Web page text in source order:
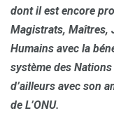
dont il est encore
Magistrats, Maîtres,
Humains avec la
système des
d’ailleurs avec son
de L’ONU.